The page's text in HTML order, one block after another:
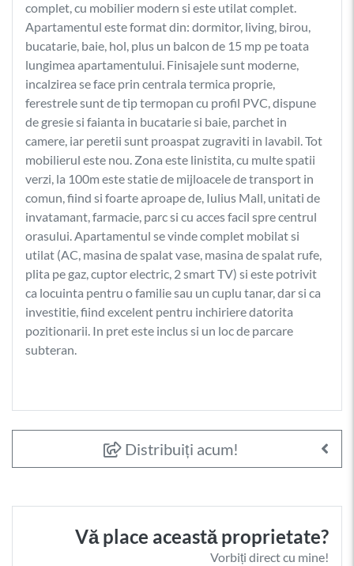
complet, cu mobilier modern si este utilat complet.
Apartamentul este format din: dormitor, living, birou,
bucatarie, baie, hol, plus un balcon de 15 mp pe toata
lungimea apartamentului. Finisajele sunt moderne,
incalzirea se face prin centrala termica proprie,
ferestrele sunt de tip termopan cu profil PVC, dispune
de gresie si faianta in bucatarie si baie, parchet in
camere, iar peretii sunt proaspat zugraviti in lavabil. Tot
mobilierul este nou. Zona este linistita, cu multe spatii
verzi, la 100m este statie de mijloacele de transport in
comun, fiind si foarte aproape de, Iulius Mall, unitati de
invatamant, farmacie, parc si cu acces facil spre centrul
orasului. Apartamentul se vinde complet mobilat si
utilat (AC, masina de spalat vase, masina de spalat rufe,
plita pe gaz, cuptor electric, 2 smart TV) si este potrivit
ca locuinta pentru o familie sau un cuplu tanar, dar si ca
investitie, fiind excelent pentru inchiriere datorita
pozitionarii. In pret este inclus si un loc de parcare
subteran.
Distribuiți acum!
Vă place această proprietate?
Vorbiți direct cu mine!